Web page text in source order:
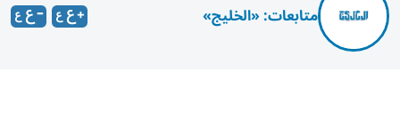
متابعات: «الخليج»